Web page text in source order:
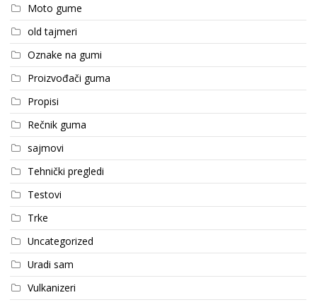
Moto gume
old tajmeri
Oznake na gumi
Proizvođači guma
Propisi
Rečnik guma
sajmovi
Tehnički pregledi
Testovi
Trke
Uncategorized
Uradi sam
Vulkanizeri